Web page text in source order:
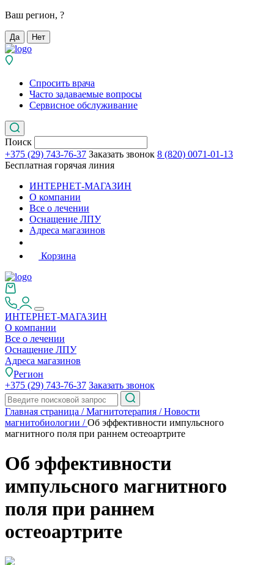
Ваш регион, ?
Да Нет
Спросить врача
Часто задаваемые вопросы
Сервисное обслуживание
Поиск
+375 (29) 743-76-37 Заказать звонок 8 (820) 0071-01-13
Бесплатная горячая линия
ИНТЕРНЕТ-МАГАЗИН
О компании
Все о лечении
Оснащение ЛПУ
Адреса магазинов
Корзина
ИНТЕРНЕТ-МАГАЗИН
О компании
Все о лечении
Оснащение ЛПУ
Адреса магазинов
Регион
+375 (29) 743-76-37 Заказать звонок
Главная страница /Магнитотерапия /Новости
магнитобиологии /Об эффективности импульсного
магнитного поля при раннем остеоартрите
Об эффективности
импульсного магнитного
поля при раннем
остеоартрите